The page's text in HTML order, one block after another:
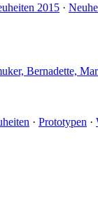
2015 ·
Bernadette,
· Prototypen ·